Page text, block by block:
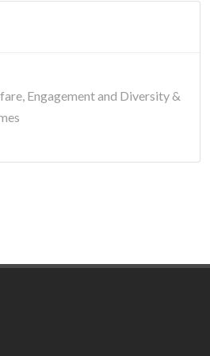
Engagement and Diversity &